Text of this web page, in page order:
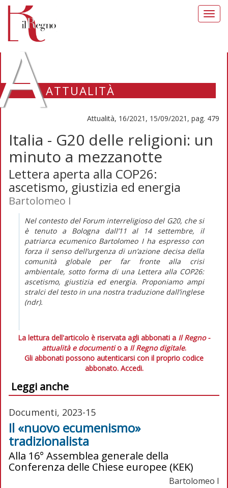
ATTUALITÀ
Attualità, 16/2021, 15/09/2021, pag. 479
Italia - G20 delle religioni: un
minuto a mezzanotte
Lettera aperta alla COP26:
ascetismo, giustizia ed energia
Bartolomeo I
Nel contesto del Forum interreligioso del G20, che si
è tenuto a Bologna dall’11 al 14 settembre, il
patriarca ecumenico Bartolomeo I ha espresso con
forza il senso dell’urgenza di un’azione decisa della
comunità globale per far fronte alla crisi
ambientale, sotto forma di una Lettera alla COP26:
ascetismo, giustizia ed energia. Proponiamo ampi
stralci del testo in una nostra traduzione dall’inglese
(ndr).
La lettura dell'articolo è riservata agli abbonati a Il Regno -
attualità e documentio a Il Regno digitale.
Gli abbonati possono autenticarsi con il proprio codice
abbonato. Accedi.
Leggi anche
Documenti, 2023-15
Il «nuovo ecumenismo»
tradizionalista
Alla 16° Assemblea generale della
Conferenza delle Chiese europee (KEK)
Bartolomeo I